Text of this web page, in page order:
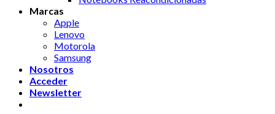
Marcas
Apple
Lenovo
Motorola
Samsung
Nosotros
Acceder
Newsletter